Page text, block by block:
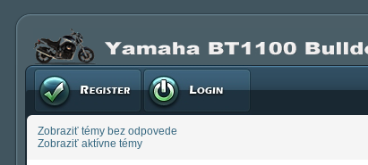
Registrovať Prihlásenie
Zobraziť témy bez odpovede
Zobraziť aktívne témy